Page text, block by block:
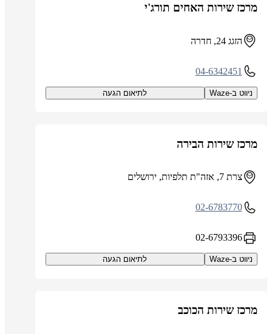
מרכז שירות האחים תורג'י
הזגג 24, חדרה
04-6342451
ניווט ב-Waze לתיאום הגעה
מרכז שירות הבירה
צרת 7, אזה"ת תלפיות, ירושלים
02-6783770
02-6793396
ניווט ב-Waze לתיאום הגעה
מרכז שירות הכוכב